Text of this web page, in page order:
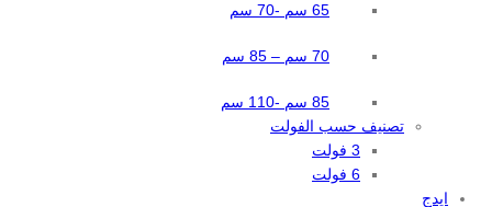
65 سم -70 سم
70 سم – 85 سم
85 سم -110 سم
تصنيف حسب الفولت
3 فولت
6 فولت
ايدج